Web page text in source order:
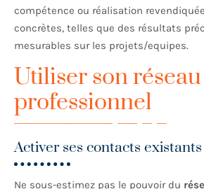
compétence ou réalisation
concrètes, telles que des résultats
mesurables sur les projets/equipes.
Utiliser son réseau
professionnel
Activer ses contacts existants
Ne sous-estimez pas le pouvoir du